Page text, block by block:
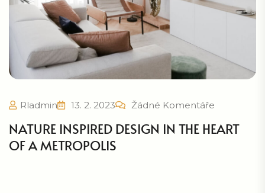
Rladmin 13. 2. 2023 Žádné Komentáře
NATURE INSPIRED DESIGN IN THE HEART
OF A METROPOLIS